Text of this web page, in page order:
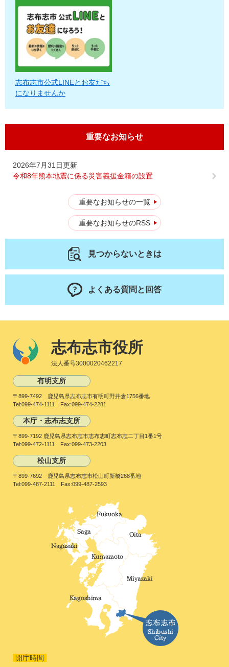
志布志市公式LINEとお友だち
になりませんか
重要なお知らせ
2026年7月31日更新
令和8年熊本地震に係る災害義援金箱の設置
重要なお知らせの一覧
重要なお知らせのRSS
見つからないときは
よくある質問と回答
志布志市役所
法人番号3000020462217
有明支所
〒899-7492 鹿児島県志布志市有明町野井倉1756番地
Tel:099-474-1111 Fax:099-474-2281
本庁・志布志支所
〒899-7192 鹿児島県志布志市志布志町志布志二丁目1番1号
Tel:099-472-1111 Fax:099-473-2203
松山支所
〒899-7692 鹿児島県志布志市松山町新橋268番地
Tel:099-487-2111 Fax:099-487-2593
開庁時間